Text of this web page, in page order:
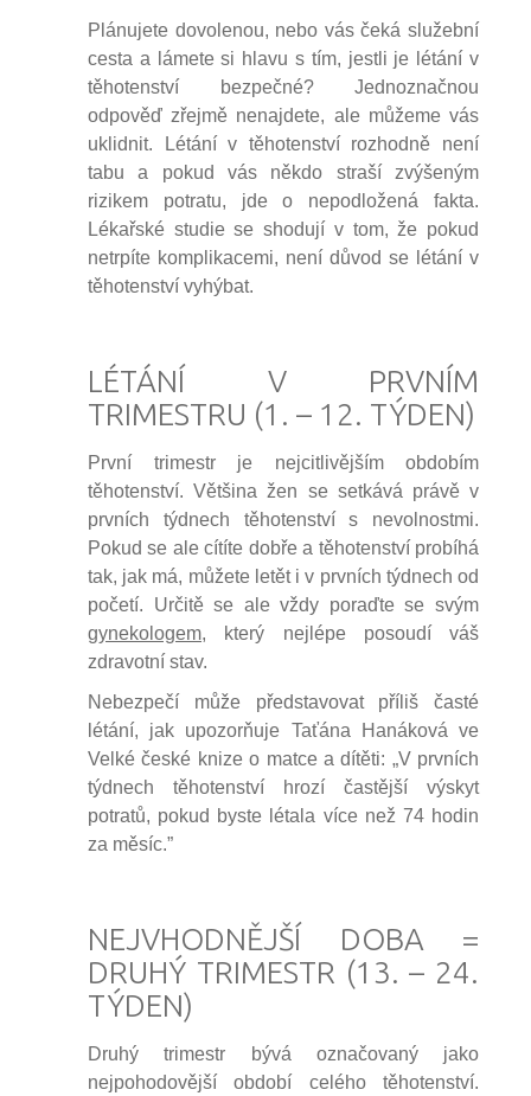
Plánujete dovolenou, nebo vás čeká služební
cesta a lámete si hlavu s tím, jestli je létání v
těhotenství bezpečné? Jednoznačnou
odpověď zřejmě nenajdete, ale můžeme vás
uklidnit. Létání v těhotenství rozhodně není
tabu a pokud vás někdo straší zvýšeným
rizikem potratu, jde o nepodložená fakta.
Lékařské studie se shodují v tom, že pokud
netrpíte komplikacemi, není důvod se létání v
těhotenství vyhýbat.
LÉTÁNÍ V PRVNÍM
TRIMESTRU (1. – 12. TÝDEN)
První trimestr je nejcitlivějším obdobím
těhotenství. Většina žen se setkává právě v
prvních týdnech těhotenství s nevolnostmi.
Pokud se ale cítíte dobře a těhotenství probíhá
tak, jak má, můžete letět i v prvních týdnech od
početí. Určitě se ale vždy poraďte se svým
gynekologem, který nejlépe posoudí váš
zdravotní stav.
Nebezpečí může představovat příliš časté
létání, jak upozorňuje Taťána Hanáková ve
Velké české knize o matce a dítěti: „V prvních
týdnech těhotenství hrozí častější výskyt
potratů, pokud byste létala více než 74 hodin
za měsíc.”
NEJVHODNĚJŠÍ DOBA =
DRUHÝ TRIMESTR (13. – 24.
TÝDEN)
Druhý trimestr bývá označovaný jako
nejpohodovější období celého těhotenství.